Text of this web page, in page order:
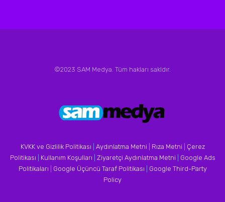
©2023 SAM Medya. Tüm hakları sakldır.
KVKK ve Gizlilik Politikası Aydınlatma Metni Rıza Metni
Çerez
Politikası
Kullanım Koşulları Ziyaretçi Aydınlatma Metni
Google Ads
Politikaları
Google Üçüncü Taraf Politikası
Google Third-Party
Policy